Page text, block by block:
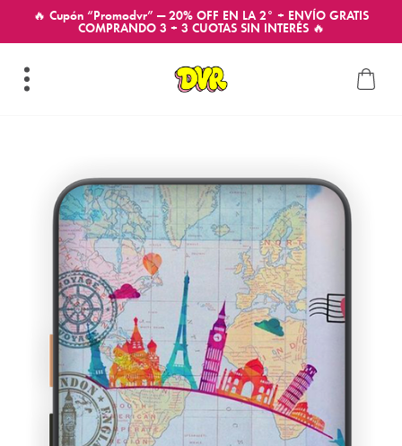
🔥 Cupón “Promodvr” — 20% OFF EN LA 2° + ENVÍO GRATIS
COMPRANDO 3 + 3 CUOTAS SIN INTERÉS 🔥